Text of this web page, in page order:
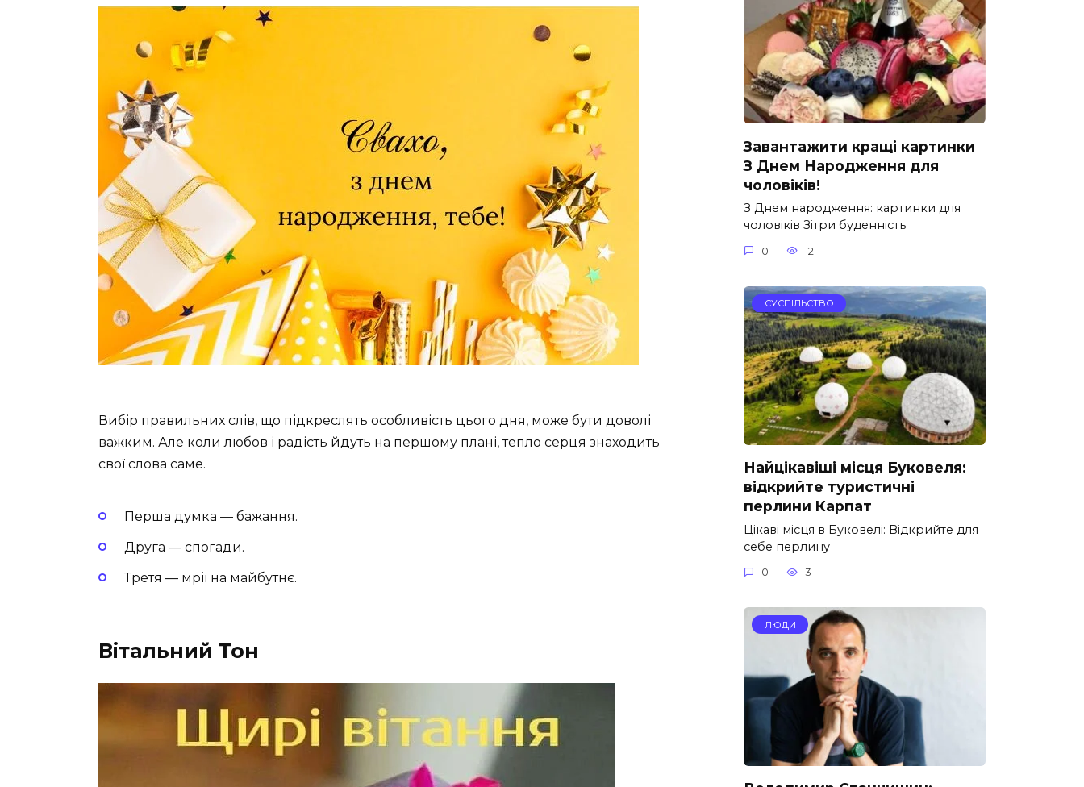
Вибір правильних слів, що підкреслять особливість цього дня, може бути доволі
важким. Але коли любов і радість йдуть на першому плані, тепло серця знаходить
свої слова саме.
Перша думка — бажання.
Друга — спогади.
Третя — мрії на майбутнє.
Вітальний Тон
Завантажити кращі картинки
З Днем Народження для
чоловіків!
З Днем народження: картинки для
чоловіків Зітри буденність
0 12
СУСПІЛЬСТВО
Найцікавіші місця Буковеля:
відкрийте туристичні
перлини Карпат
Цікаві місця в Буковелі: Відкрийте для
себе перлину
0 3
ЛЮДИ